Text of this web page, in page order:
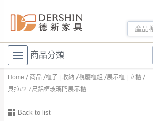
商品分類
Home 商品 櫃子 | 收納 視廳櫃組
展示櫃 | 立櫃
貝拉#2.7尺鋁框玻璃門展示櫃
Back to list